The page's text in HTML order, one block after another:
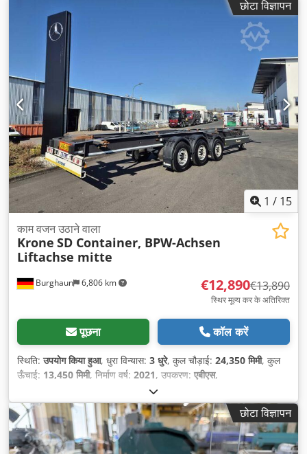
छोटा विज्ञापन
1 / 15
Burghaun 6,806 km
काम वजन उठाने वाला
Krone SD Container, BPW-Achsen
Liftachse mitte
€12,890€13,890
स्थिर मूल्य कर के अतिरिक्त
पूछना कॉल करें
स्थिति:उपयोग किया हुआ, धुरा विन्यास: 3 धुरे, कुल चौड़ाई: 24,350 मिमी, कुल
ऊँचाई: 13,450 मिमी, निर्माण वर्ष: 2021, उपकरण: एबीएस,
छोटा विज्ञापन